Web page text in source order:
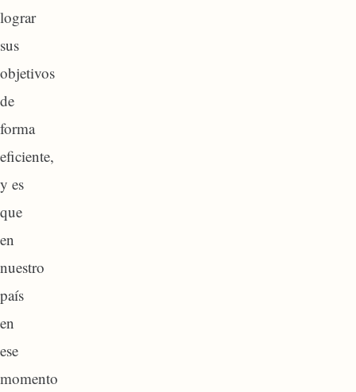
lograr
sus
objetivos
de
forma
eficiente,
y es
que
en
nuestro
país
en
ese
momento